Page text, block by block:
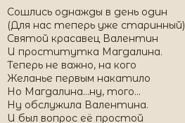
Сошлись однажды в день один
(Для нас теперь уже старинный)
Святой красавец Валентин
И проститутка Магдалина.
Теперь не важно, на кого
Желанье первым накатило
Но Магдалина...ну, того...
Ну обслужила Валентина.
И был вопрос её простой